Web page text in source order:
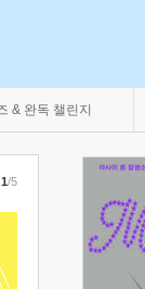
& 완독 챌린지
1/5